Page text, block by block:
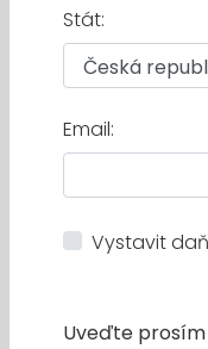
Stát:
Email:
Vystavit
Uveďte